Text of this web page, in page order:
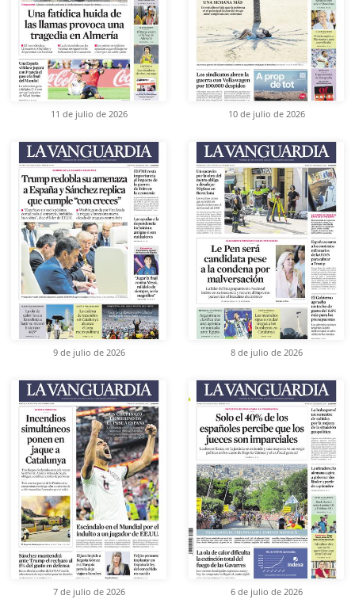
11 de julio de 2026 10 de julio de 2026
9 de julio de 2026 8 de julio de 2026
7 de julio de 2026 6 de julio de 2026